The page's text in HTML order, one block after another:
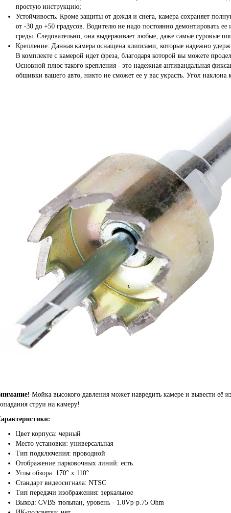
простую инструкцию;
Устойчивость. Кроме защиты от дождя и снега, камера сохраняет
от -30 до +50 градусов. Водителю не надо постоянно демонтировать
среды. Следовательно, она выдерживает любые, даже самые суровые
Крепление: Данная камера оснащена клипсами, которые надежно
В комплекте с камерой идет фреза, благодаря которой вы можете
Основной плюс такого крепления - это надежная антивандальная
обшивки вашего авто, никто не сможет ее у вас украсть. Угол
Мойка высокого давления может навредить камере и вывести её
струи на камеру!
Цвет корпуса: черный
Место установки: универсальная
Тип подключения: проводной
Отображение парковочных линий: есть
Углы обзора: 170° х 110°
Стандарт видеосигнала: NTSC
Тип передачи изображения: зеркальное
Выход: CVBS тюльпан, уровень - 1.0Vp-p.75 Ohm